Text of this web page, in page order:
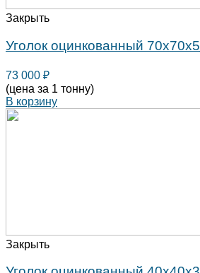
Закрыть
Уголок оцинкованный 70х70х5
73 000 ₽
(цена за 1 тонну)
В корзину
Закрыть